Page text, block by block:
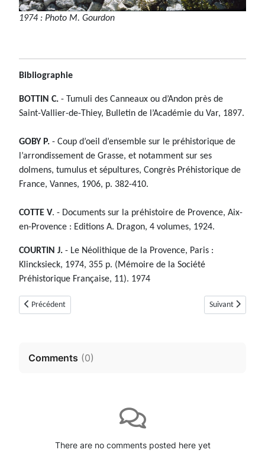
1974 : Photo M. Gourdon
Bibliographie
BOTTIN C. - Tumuli des Canneaux ou d’Andon près de
Saint-Vallier-de-Thiey, Bulletin de l’Académie du Var, 1897.
GOBY P. - Coup d’oeil d’ensemble sur le préhistorique de
l’arrondissement de Grasse, et notamment sur ses
dolmens, tumulus et sépultures, Congrès Préhistorique de
France, Vannes, 1906, p. 382-410.
COTTE V. - Documents sur la préhistoire de Provence, Aix-
en-Provence : Editions A. Dragon, 4 volumes, 1924.
COURTIN J. - Le Néolithique de la Provence, Paris :
Klincksieck, 1974, 355 p. (Mémoire de la Société
Préhistorique Française, 11). 1974
Article précédent : Dolmen des Claps ou de La Colette (Escragnolles,
Précédent Article suivant :
Suivant
Comments (0)
There are no comments posted here yet